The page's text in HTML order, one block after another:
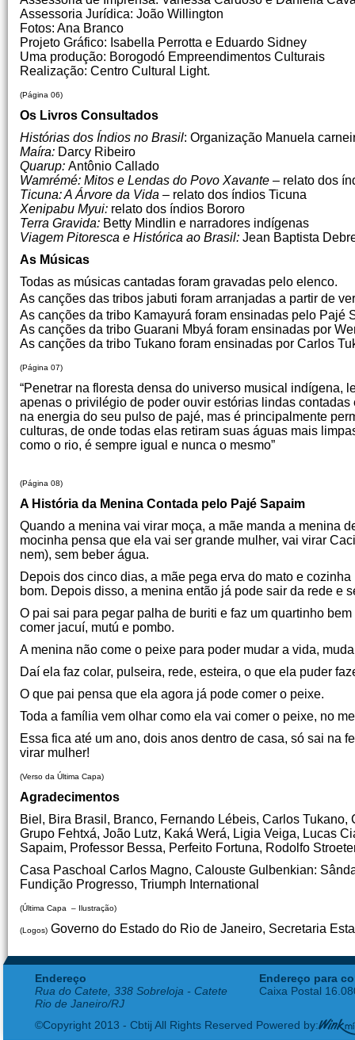
Assessoria Jurídica: João Willington
Fotos: Ana Branco
Projeto Gráfico: Isabella Perrotta e Eduardo Sidney
Uma produção: Borogodó Empreendimentos Culturais
Realização: Centro Cultural Light.
(Página 06)
Os Livros Consultados
Histórias dos Índios no Brasil: Organização Manuela
Maíra: Darcy Ribeiro
Quarup: Antônio Callado
Wamrémé: Mitos e Lendas do Povo Xavante – relato dos
Ticuna: A Árvore da Vida – relato dos índios Ticuna
Xenipabu Myui: relato dos índios Bororo
Terra Gravida: Betty Mindlin e narradores indígenas
Viagem Pitoresca e Histórica ao Brasil: Jean Baptista
As Músicas
Todas as músicas cantadas foram gravadas pelo elenco.
As canções das tribos jabuti foram arranjadas a partir de
As canções da tribo Kamayurá foram ensinadas pelo Pajé
As canções da tribo Guarani Mbyá foram ensinadas por
As canções da tribo Tukano foram ensinadas por Carlos
(Página 07)
“Penetrar na floresta densa do universo musical indígena,
apenas o privilégio de poder ouvir estórias lindas
na energia do seu pulso de pajé, mas é principalmente
culturas, de onde todas elas retiram suas águas mais
como o rio, é sempre igual e nunca o mesmo”
(Página 08)
A História da Menina Contada pelo Pajé Sapaim
Quando a menina vai virar moça, a mãe manda a menina
mocinha pensa que ela vai ser grande mulher, vai virar
nem), sem beber água.
Depois dos cinco dias, a mãe pega erva do mato e
bom. Depois disso, a menina então já pode sair da rede e
O pai sai para pegar palha de buriti e faz um quartinho
comer jacuí, mutú e pombo.
A menina não come o peixe para poder mudar a vida,
Daí ela faz colar, pulseira, rede, esteira, o que ela puder
O que pai pensa que ela agora já pode comer o peixe.
Toda a família vem olhar como ela vai comer o peixe, no
Essa fica até um ano, dois anos dentro de casa, só sai na
virar mulher!
(Verso da Última Capa)
Agradecimentos
Biel, Bira Brasil, Branco, Fernando Lébeis, Carlos
Grupo Fehtxá, João Lutz, Kaká Werá, Ligia Veiga, Lucas
Sapaim, Professor Bessa, Perfeito Fortuna, Rodolfo
Casa Paschoal Carlos Magno, Calouste Gulbenkian:
Fundição Progresso, Triumph International
(Última Capa – Ilustração)
(Logos) Governo do Estado do Rio de Janeiro, Secretaria
Endereço
Rua do Catete, 338 Sobreloja - Catete
Rio de Janeiro/RJ
Endereço para
Caixa Postal
©Copyright 2013 - Cbtij All Rights Reserved Powered by: